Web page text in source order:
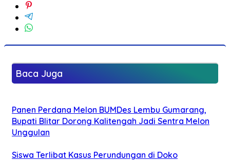
Baca Juga
Panen Perdana Melon BUMDes Lembu Gumarang,
Bupati Blitar Dorong Kalitengah Jadi Sentra Melon
Unggulan
Siswa Terlibat Kasus Perundungan di Doko